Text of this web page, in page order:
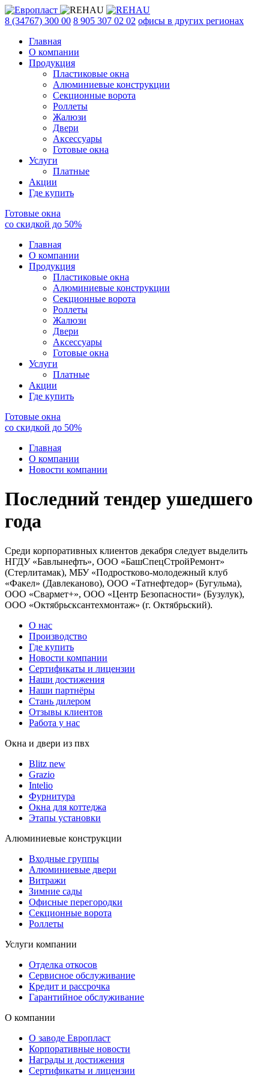
8 (34767) 300 00 8 905 307 02 02 офисы в других регионах
Главная
О компании
Продукция
Пластиковые окна
Алюминиевые конструкции
Секционные ворота
Роллеты
Жалюзи
Двери
Аксессуары
Готовые окна
Услуги
Платные
Акции
Где купить
Готовые окна
со скидкой до 50%
Главная
О компании
Продукция
Пластиковые окна
Алюминиевые конструкции
Секционные ворота
Роллеты
Жалюзи
Двери
Аксессуары
Готовые окна
Услуги
Платные
Акции
Где купить
Готовые окна
со скидкой до 50%
Главная
О компании
Новости компании
Последний тендер ушедшего
года
Среди корпоративных клиентов декабря следует выделить
НГДУ «Бавлынефть», ООО «БашСпецСтройРемонт»
(Стерлитамак), МБУ «Подростково-молодежный клуб
«Факел» (Давлеканово), ООО «Татнефтедор» (Бугульма),
ООО «Свармет+», ООО «Центр Безопасности» (Бузулук),
ООО «Октябрьсксантехмонтаж» (г. Октябрьский).
О нас
Производство
Где купить
Новости компании
Сертификаты и лицензии
Наши достижения
Наши партнёры
Стань дилером
Отзывы клиентов
Работа у нас
Окна и двери из пвх
Blitz new
Grazio
Intelio
Фурнитура
Окна для коттеджа
Этапы установки
Алюминиевые конструкции
Входные группы
Алюминиевые двери
Витражи
Зимние сады
Офисные перегородки
Секционные ворота
Роллеты
Услуги компании
Отделка откосов
Сервисное обслуживание
Кредит и рассрочка
Гарантийное обслуживание
О компании
О заводе Европласт
Корпоративные новости
Награды и достижения
Сертификаты и лицензии